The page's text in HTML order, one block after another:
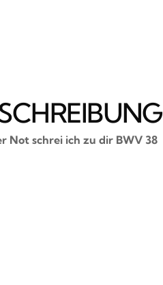
Not schrei ich zu dir BWV 38